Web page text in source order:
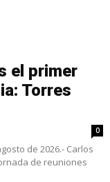
el primer
Torres
0
de 2026.- Carlos
de reuniones